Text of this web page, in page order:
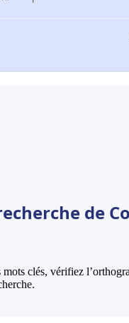
de
clés, vérifiez